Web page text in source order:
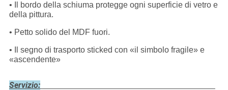
• Il bordo della schiuma protegge ogni superficie di vetro e
della pittura.
• Petto solido del MDF fuori.
• Il segno di trasporto sticked con «il simbolo fragile» e
«ascendente»
Servizio: